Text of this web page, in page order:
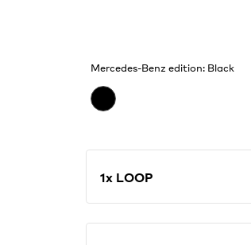
Mercedes-Benz edition: Black
1x LOOP